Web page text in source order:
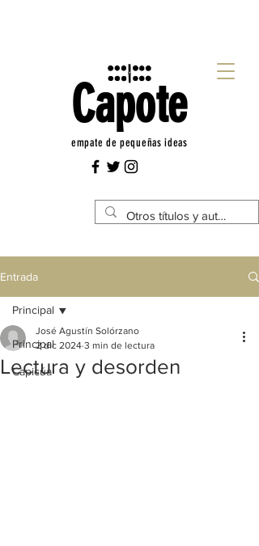
Capote
empate de pequeñas ideas
Entrada
Principal
Capicúa
Principal
Lectura y desorden
José Agustín Solórzano
2 dic 2024 3 min de lectura